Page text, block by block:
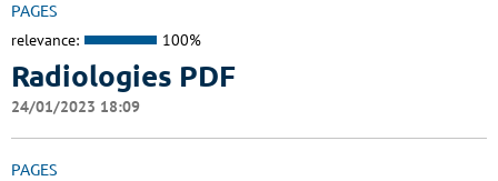
PAGES
relevance: 100%
Radiologies PDF
24/01/2023 18:09
PAGES